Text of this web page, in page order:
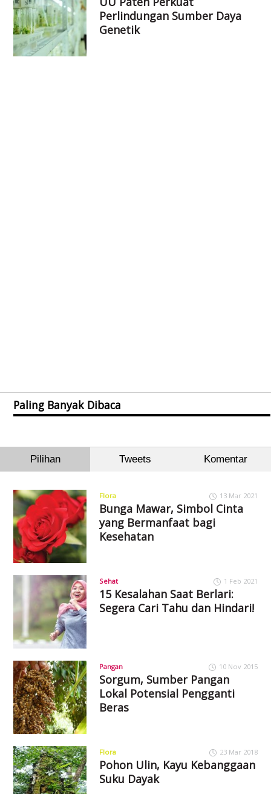
Perlindungan Sumber Daya
Genetik
Paling Banyak Dibaca
Pilihan Tweets Komentar
Flora 13 Mar 2021
Bunga Mawar, Simbol Cinta
yang Bermanfaat bagi
Kesehatan
Sehat 1 Feb 2021
15 Kesalahan Saat Berlari:
Segera Cari Tahu dan Hindari!
Pangan 10 Nov 2015
Sorgum, Sumber Pangan
Lokal Potensial Pengganti
Beras
Flora 23 Mar 2018
Pohon Ulin, Kayu Kebanggaan
Suku Dayak